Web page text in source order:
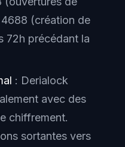
(création de
72h précédant la
: Derialock
avec des
chiffrement.
sortantes vers